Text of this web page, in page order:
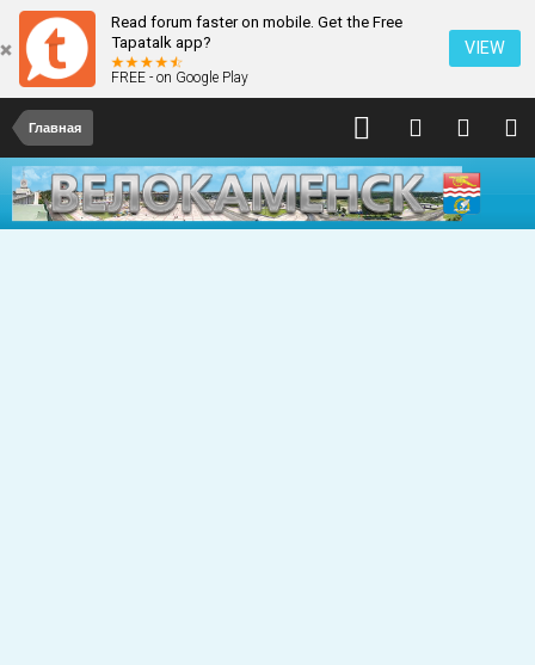
Read forum faster on mobile. Get the Free
Tapatalk app?
FREE - on Google Play
VIEW
Главная